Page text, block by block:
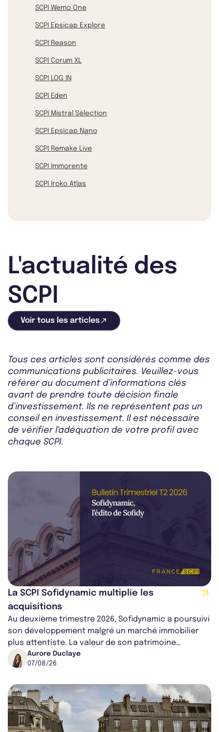
SCPI Wemo One
SCPI Epsicap Explore
SCPI Reason
SCPI Corum XL
SCPI LOG IN
SCPI Eden
SCPI Mistral Sélection
SCPI Epsicap Nano
SCPI Remake Live
SCPI Immorente
SCPI Iroko Atlas
L'actualité des
SCPI
Voir tous les articles
Tous ces articles sont considérés comme des
communications publicitaires. Veuillez-vous
référer au document d’informations clés
avant de prendre toute décision finale
d’investissement. Ils ne représentent pas un
conseil en investissement. Il est nécessaire
de vérifier l'adéquation de votre profil avec
chaque SCPI.
La SCPI Sofidynamic multiplie les
acquisitions
Au deuxième trimestre 2026, Sofidynamic a poursuivi
son développement malgré un marché immobilier
plus attentiste. La valeur de son patrimoine
progresse de 3,8% à périmètre constan...
Aurore Duclaye
07/08/26